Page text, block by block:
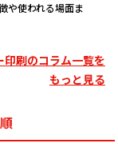
や使われる場面ま
印刷のコラム一覧を
もっと見る